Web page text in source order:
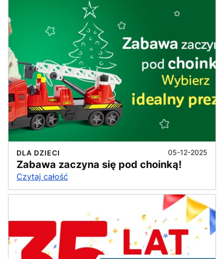
DLA DZIECI 05-12-2025
Zabawa zaczyna się pod choinką!
Czytaj całość